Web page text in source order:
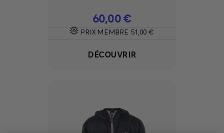
Prix
60,00 €
PRIX MEMBRE 51,00 €
DÉCOUVRIR